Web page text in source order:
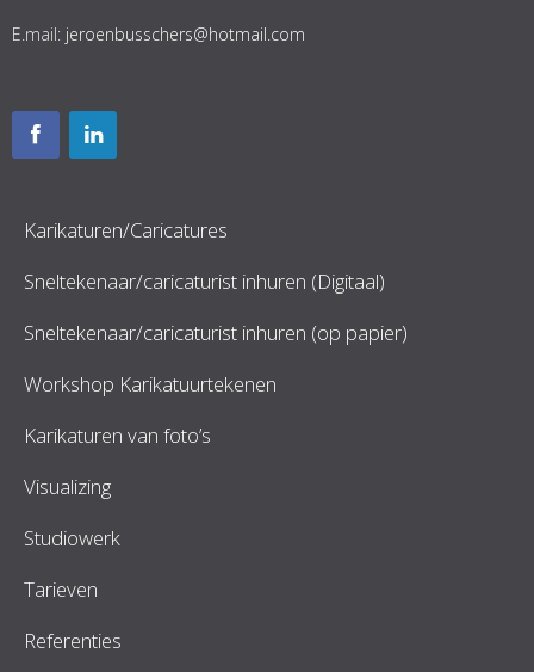
E.mail: jeroenbusschers@hotmail.com
Karikaturen/Caricatures
Sneltekenaar/caricaturist inhuren (Digitaal)
Sneltekenaar/caricaturist inhuren (op papier)
Workshop Karikatuurtekenen
Karikaturen van foto’s
Visualizing
Studiowerk
Tarieven
Referenties